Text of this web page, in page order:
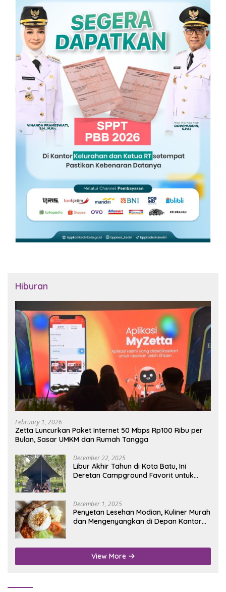
Hiburan
February 1, 2026
Zetta Luncurkan Paket Internet 50 Mbps Rp100 Ribu per
Bulan, Sasar UMKM dan Rumah Tangga
December 22, 2025
Libur Akhir Tahun di Kota Batu, Ini
Deretan Campground Favorit untuk
December 1, 2025
Penyetan Lesehan Modian, Kuliner Murah
dan Mengenyangkan di Depan Kantor
View More